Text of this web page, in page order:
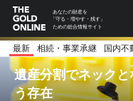
あなたの財産を
「守る・増やす・残す」
ための総合情報サイト
最新 相続・事業承継 国内不
遺産分割でネック
う存在